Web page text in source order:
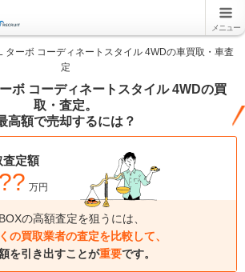
メニュー
ターボ コーディネートスタイル 4WDの車買取・車査
定
ボ コーディネートスタイル 4WDの買
取・査定。
高額で売却するには？
査定額
万円
の高額査定を狙うには、
の買取業者の査定を比較して、
を引き出すことが重要です。